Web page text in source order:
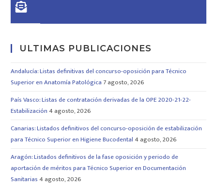
ULTIMAS PUBLICACIONES
Andalucía: Listas definitivas del concurso-oposición para Técnico
Superior en Anatomía Patológica 7 agosto, 2026
País Vasco: Listas de contratación derivadas de la OPE 2020-21-22-
Estabilización 4 agosto, 2026
Canarias: Listados definitivos del concurso-oposición de estabilización
para Técnico Superior en Higiene Bucodental 4 agosto, 2026
Aragón: Listados definitivos de la fase oposición y periodo de
aportación de méritos para Técnico Superior en Documentación
Sanitarias 4 agosto, 2026